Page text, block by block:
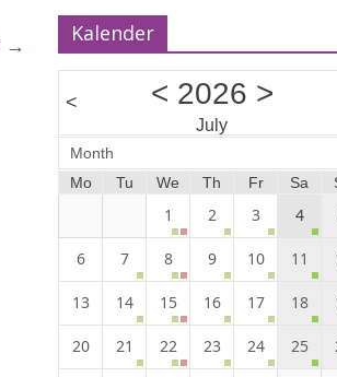
→ Kalender
< < 2026 >
July
Month
Mo
Tu We Th Fr Sa
1 2 3 4
6 7 8 9 10 11
13 14 15 16 17 18
20 21 22 23 24 25